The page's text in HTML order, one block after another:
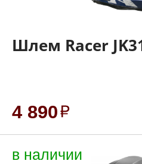
Шлем Racer
4 890
в наличии